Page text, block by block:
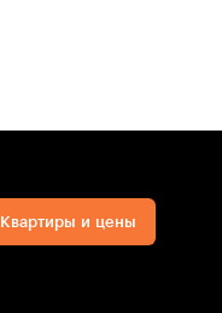
Квартиры и цены